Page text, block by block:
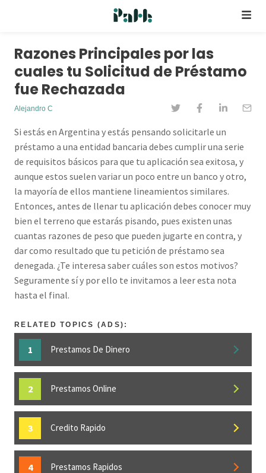
Razones Principales por las
cuales tu Solicitud de Préstamo
fue Rechazada
Alejandro C
Si estás en Argentina y estás pensando solicitarle un
préstamo a una entidad bancaria debes cumplir una serie
de requisitos básicos para que tu aplicación sea exitosa, y
aunque estos suelen variar un poco entre un banco y otro,
la mayoría de ellos mantiene lineamientos similares.
Entonces, antes de llenar tu aplicación debes conocer muy
bien el terreno que estarás pisando, pues existen unas
cuantas razones de peso que pueden jugarte en contra, y
dar como resultado que tu petición de préstamo sea
denegada. ¿Te interesa saber cuáles son estos motivos?
Seguramente sí y por ello te invitamos a leer esta nota
hasta el final.
RELATED TOPICS (ADS):
Prestamos De Dinero
Prestamos Online
Credito Rapido
Prestamos Rapidos